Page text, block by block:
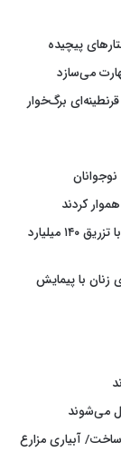
پیچیده
می‌سازد
برگ‌خوار
کردند
مهار موج تعدیل نیروی شرکت‌های فناور پس از جنگ با تزریق ۱۴۰ میلیارد
زنان با پیمایش
می‌شوند
آبیاری مزارع